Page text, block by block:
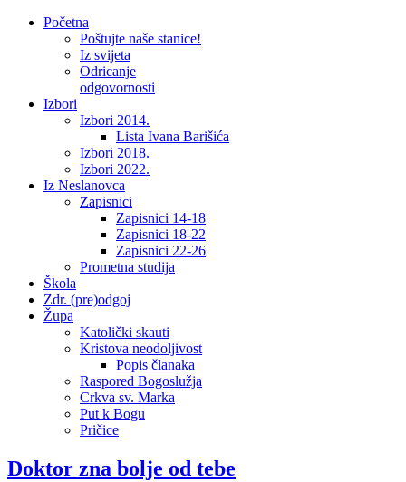
Početna
Poštujte naše stanice!
Iz svijeta
Odricanje
odgovornosti
Izbori
Izbori 2014.
Lista Ivana Barišića
Izbori 2018.
Izbori 2022.
Iz Neslanovca
Zapisnici
Zapisnici 14-18
Zapisnici 18-22
Zapisnici 22-26
Prometna studija
Škola
Zdr. (pre)odgoj
Župa
Katolički skauti
Kristova neodoljivost
Popis članaka
Raspored Bogoslužja
Crkva sv. Marka
Put k Bogu
Pričice
Doktor zna bolje od tebe